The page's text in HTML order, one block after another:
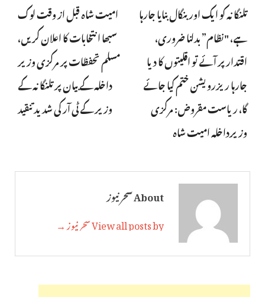
تلنگانہ کو ایک اور بنگال بنایا جارہا
ہے، "نظام” بدلنا ضروری،
اقتدار پر آئے تو اقلیتوں کا دیا
جارہا ریزرویشن ختم کیا جائے
گا، ریاست مقروض: مرکزی
وزیرداخلہ امیت شاہ
امیت شاہ قبل از وقت لوک
سبھا انتخابات کا اعلان کریں،
مسلم تحفظات پر مرکزی وزیر
داخلہ کے بیان پر تلنگانہ کے
وزیر کے ٹی آر کی شدید تنقید
About سحر نیوز
View all posts by سحر نیوز →